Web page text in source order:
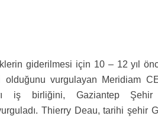
giderilmesi için 10 – 12 yıl
olduğunu vurgulayan Meridiam
iş birliğini, Gaziantep Şehir
Thierry Deau, tarihi şehir